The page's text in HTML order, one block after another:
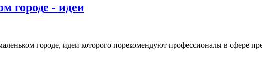
городе - идеи
городе, идеи которого порекомендуют профессионалы в сфере